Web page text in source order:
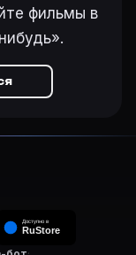
кровати»
фильмы в